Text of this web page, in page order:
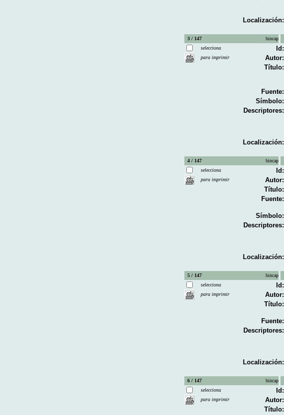
Localización:
3 / 147
bincap
selecciona
para imprimir
Id:
Autor:
Título:
Fuente:
Símbolo:
Descriptores:
Localización:
4 / 147
bincap
selecciona
para imprimir
Id:
Autor:
Título:
Fuente:
Símbolo:
Descriptores:
Localización:
5 / 147
bincap
selecciona
para imprimir
Id:
Autor:
Título:
Fuente:
Descriptores:
Localización:
6 / 147
bincap
selecciona
para imprimir
Id:
Autor:
Título: